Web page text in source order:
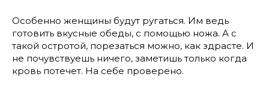
Особенно женщины будут ругаться. Им ведь
готовить вкусные обеды, с помощью ножа. А с
такой остротой, порезаться можно, как здрасте. И
не почувствуешь ничего, заметишь только когда
кровь потечет. На себе проверено.